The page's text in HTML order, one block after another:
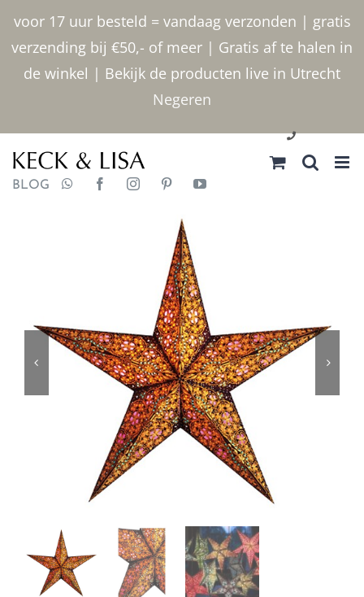
voor 17 uur besteld = vandaag verzonden | gratis
verzending bij €50,- of meer | Gratis af te halen in
de winkel | Bekijk de producten live in Utrecht
Negeren
inhoud
030 2400000
BLOG